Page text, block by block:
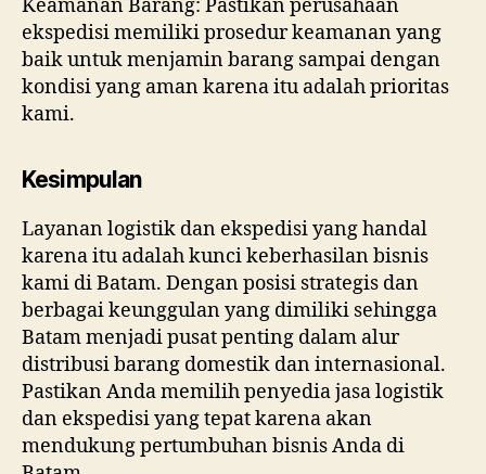
Keamanan Barang: Pastikan perusahaan
ekspedisi memiliki prosedur keamanan yang
baik untuk menjamin barang sampai dengan
kondisi yang aman karena itu adalah prioritas
kami.
Kesimpulan
Layanan logistik dan ekspedisi yang handal
karena itu adalah kunci keberhasilan bisnis
kami di Batam. Dengan posisi strategis dan
berbagai keunggulan yang dimiliki sehingga
Batam menjadi pusat penting dalam alur
distribusi barang domestik dan internasional.
Pastikan Anda memilih penyedia jasa logistik
dan ekspedisi yang tepat karena akan
mendukung pertumbuhan bisnis Anda di